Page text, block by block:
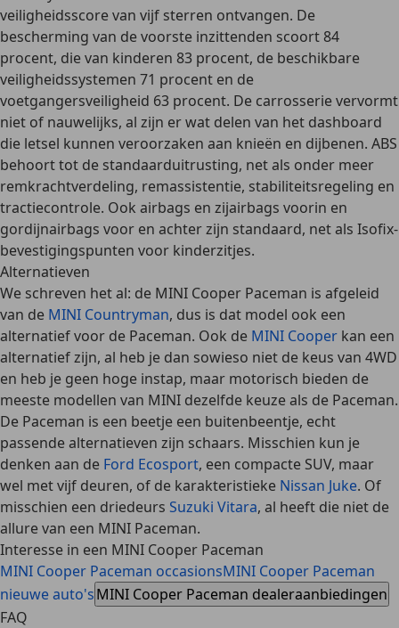
veiligheidsscore van vijf sterren ontvangen. De
bescherming van de voorste inzittenden scoort 84
procent, die van kinderen 83 procent, de beschikbare
veiligheidssystemen 71 procent en de
voetgangersveiligheid 63 procent. De carrosserie vervormt
niet of nauwelijks, al zijn er wat delen van het dashboard
die letsel kunnen veroorzaken aan knieën en dijbenen. ABS
behoort tot de standaarduitrusting, net als onder meer
remkrachtverdeling, remassistentie, stabiliteitsregeling en
tractiecontrole. Ook airbags en zijairbags voorin en
gordijnairbags voor en achterzijn standaard, net als Isofix-
bevestigingspunten voor kinderzitjes.
Alternatieven
We schreven het al: de MINI Cooper Paceman is afgeleid
van de MINI Countryman, dus is dat model ook een
alternatief voor de Paceman. Ook de MINI Cooper kan een
alternatief zijn, al heb je dan sowieso niet de keus van 4WD
en heb je geen hoge instap, maar motorisch bieden de
meeste modellen van MINI dezelfde keuze als de Paceman.
De Paceman is een beetje een buitenbeentje, echt
passende alternatieven zijn schaars. Misschien kun je
denken aan de Ford Ecosport, een compacte SUV, maar
wel met vijf deuren, of de karakteristieke Nissan Juke. Of
misschien een driedeurs Suzuki Vitara, al heeft die niet de
allure van een MINI Paceman.
Interesse in een MINI Cooper Paceman
MINI Cooper Paceman occasionsMINI Cooper Paceman
nieuwe auto'sMINI Cooper Paceman dealeraanbiedingen
FAQ